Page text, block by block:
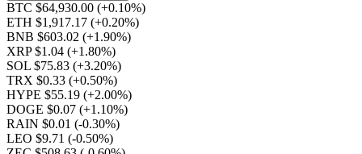
BTC $64,930.00 (+0.10%)
ETH $1,917.17 (+0.20%)
BNB $603.02 (+1.90%)
XRP $1.04 (+1.80%)
SOL $75.83 (+3.20%)
TRX $0.33 (+0.50%)
HYPE $55.19 (+2.00%)
DOGE $0.07 (+1.10%)
RAIN $0.01 (-0.30%)
LEO $9.71 (-0.50%)